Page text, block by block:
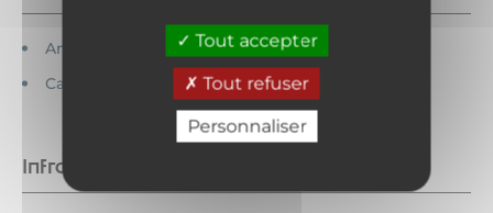
Tout accepter
Tout refuser
Personnaliser
Animaux interdits
Cartes bancaires acceptées
Infrastructures